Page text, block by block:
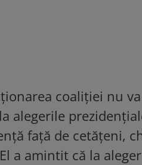
coaliției nu
alegerile
față de cetățeni,
a amintit că la